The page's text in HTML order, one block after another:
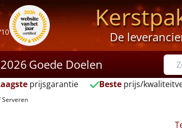
De
Goede Doelen
prijsgarantie Besteprijs/